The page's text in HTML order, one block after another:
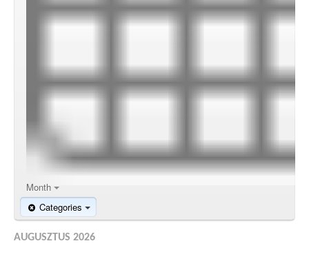
Month
Categories
AUGUSZTUS 2026